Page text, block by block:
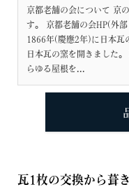
京都老舗の会について 京
す。 京都老舗の会HP(外
1866年(慶應2年)に日本瓦
日本瓦の窯を開きました
らゆる屋根を...
瓦1枚の交換から葺